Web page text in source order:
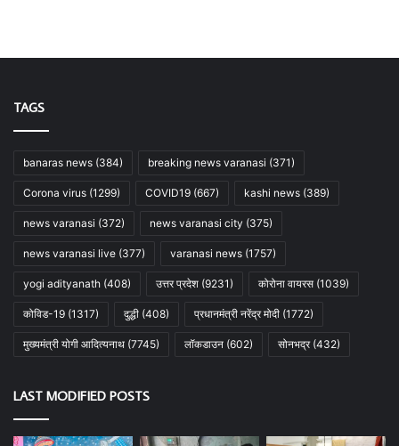
TAGS
banaras news (384) breaking news varanasi (371)
Corona virus (1299) COVID19 (667) kashi news (389)
news varanasi (372) news varanasi city (375)
news varanasi live (377) varanasi news (1757)
yogi adityanath (408) उत्तर प्रदेश (9231) कोरोना वायरस (1039)
कोविड-19 (1317) दुद्धी (408) प्रधानमंत्री नरेंद्र मोदी (1772)
मुख्यमंत्री योगी आदित्यनाथ (7745) लॉकडाउन (602) सोनभद्र(432)
LAST MODIFIED POSTS